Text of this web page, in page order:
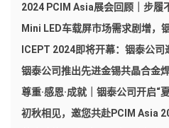
2024 PCIM Asia展会回顾｜步履
Mini LED车载屏市场需求剧增，
ICEPT 2024即将开幕：铟泰公
铟泰公司推出先进金锡共晶合金
尊重·感恩·成就｜铟泰公司开启“
初秋相见，邀您共赴PCIM Asia